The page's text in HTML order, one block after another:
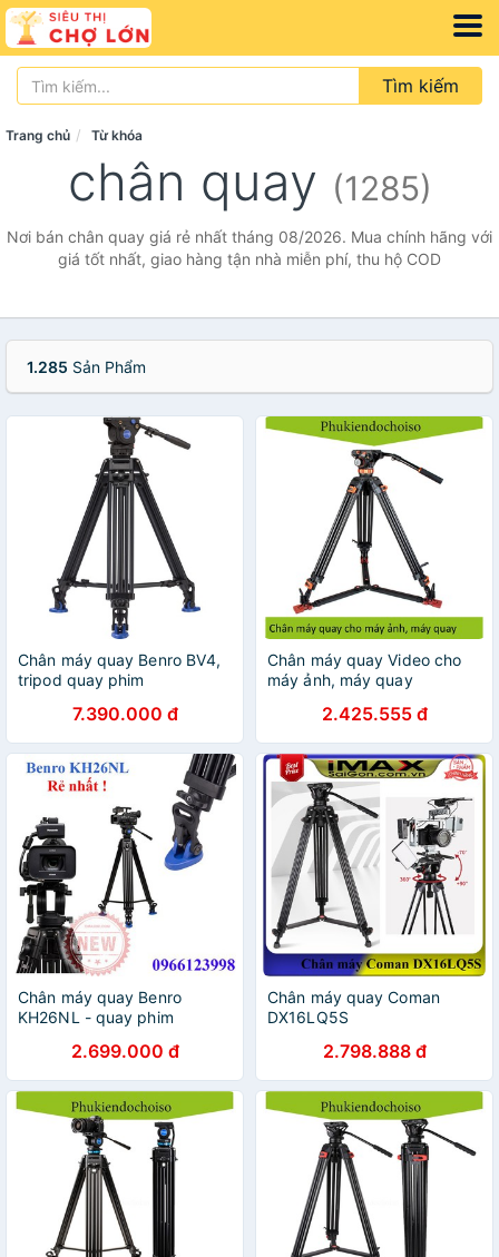
Tìm kiếm
Trang chủ Từ khóa
chân quay (1285)
Nơi bán chân quay giá rẻ nhất tháng 08/2026. Mua chính hãng với
giá tốt nhất, giao hàng tận nhà miễn phí, thu hộ COD
1.285 Sản Phẩm
Chân máy quay Benro BV4,
tripod quay phim
7.390.000 đ
Chân máy quay Video cho
máy ảnh, máy quay
2.425.555 đ
Chân máy quay Benro
KH26NL - quay phim
2.699.000 đ
Chân máy quay Coman
DX16LQ5S
2.798.888 đ